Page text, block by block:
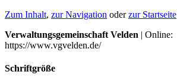
Zum Inhalt, zur Navigation oderzur Startseite
Verwaltungsgemeinschaft Velden | Online:
https://www.vgvelden.de/
Schriftgröße